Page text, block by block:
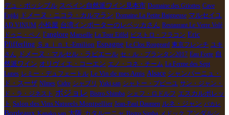
デュ・ポッシブル スペイン自然派ワイン見本市 Domaine des Griottes Cave
Fujiki ドメーヌ・ニコラ・カルマラン Domaine La Petite Baigneuse マルセイユ
AD VINUM 小松屋 台湾インポーターのレベッカさん Restaurant Le Verre Volé
ドゥニ・ペノ l'anglore Marseille La Tour Eiffel ビストロ・フラコン Eric
Pfifferling Ｓａｉｎｔ-Emilion Espagne Le Clos Rougeard 東京フレンチ ユキ
さん
ドメーヌ・マルセル・ラピエール セ・ル・プランタン2017 Eau Forte 自
然派ワイン オリヴィエ・コーエン エノ・コネ・チーム La Ferme des Sept
Lunes レミー・デュフェートル Le Vin de mes Amis Alsace シャンパーニュ・
ド・スーザ Nîmes Cidre シャブリ Yuki san シャトー・プピーユ サン・ジャン・
ド・ラ・ジネスト ボジョレ Bistro Shimba シェフ・ロドルフ エスカルポレッ
ト Salon des Vins Naturels Montpellier Jean-Paul Daumen ルネ・ジャン パカレ
Bordeaux Kanako san 大阪 カタルーニャ Bistro Simba メドック アンダルシ